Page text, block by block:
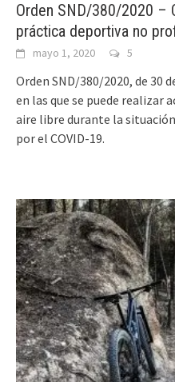
Orden SND/380/2020 –
práctica deportiva no
mayo 1, 2020 5
Orden SND/380/2020, de 30
en las que se puede realizar
aire libre durante la
por el COVID-19.